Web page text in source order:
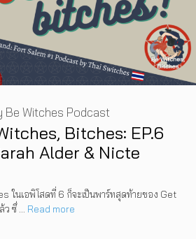
Bitches: EP.6
Alder & Nicte
Be Witches Podcast
ในเอพิโสดที่ 6 ก็จะเป็นพาร์ทสุดท้ายของ Get
ซึ่ … Read more